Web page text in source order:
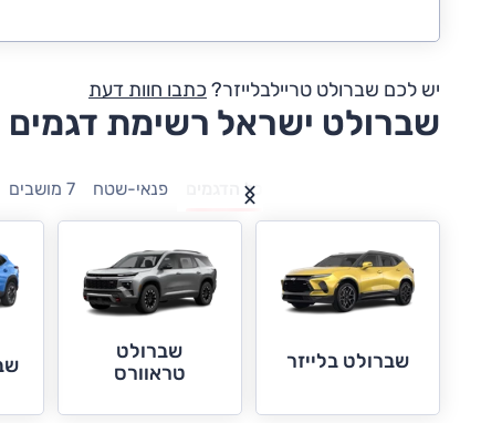
יש לכם שברולט טריילבלייזר? כתבו חוות דעת
שברולט ישראל רשימת דגמים
כל הדגמים פנאי-שטח 7 מושבים
שברולט בלייזר
שברולט
טראוורס